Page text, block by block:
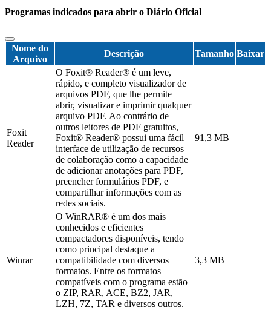
Programas indicados para abrir o Diário Oficial
Nome do
Arquivo
Descrição Tamanho Baixar
Foxit
Reader
O Foxit® Reader® é um leve,
rápido, e completo visualizador de
arquivos PDF, que lhe permite
abrir, visualizar e imprimir qualquer
arquivo PDF. Ao contrário de
outros leitores de PDF gratuitos,
Foxit® Reader® possui uma fácil
interface de utilização de recursos
de colaboração como a capacidade
de adicionar anotações para PDF,
preencher formulários PDF, e
compartilhar informações com as
redes sociais.
91,3 MB
Winrar
O WinRAR® é um dos mais
conhecidos e eficientes
compactadores disponíveis, tendo
como principal destaque a
compatibilidade com diversos
formatos. Entre os formatos
compatíveis com o programa estão
o ZIP, RAR, ACE, BZ2, JAR,
LZH, 7Z, TAR e diversos outros.
3,3 MB